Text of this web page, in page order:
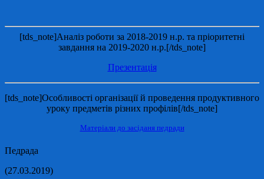
[tds_note]Аналіз роботи за 2018-2019 н.р. та пріоритетні
завдання на 2019-2020 н.р.[/tds_note]
Презентація
[tds_note]Особливості організації й проведення продуктивного
уроку предметів різних профілів[/tds_note]
Матеріали до засіданя педради
Педрада
(27.03.2019)